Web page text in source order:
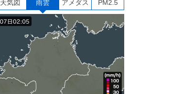
天気図 雨雲 アメダス PM2.5